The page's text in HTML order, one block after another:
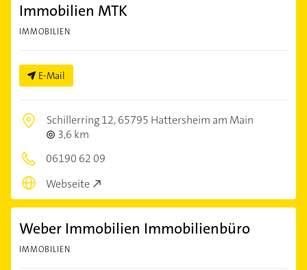
Immobilien MTK
IMMOBILIEN
E-Mail
Schillerring 12,65795 Hattersheim am Main
3,6 km
06190 62 09
Webseite
Weber Immobilien Immobilienbüro
IMMOBILIEN